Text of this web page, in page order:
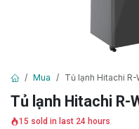
Mua Tủ lạnh Hitachi R-
Tủ lạnh Hitachi R-
15 sold in last 24 hours